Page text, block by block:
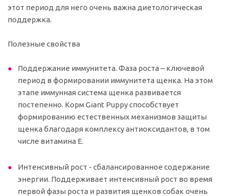
этот период для него очень важна диетологическая
поддержка.
Полезные свойства
Поддержание иммунитета. Фаза роста – ключевой
период в формировании иммунитета щенка. На этом
этапе иммунная система щенка развивается
постепенно. Корм Giant Puppy способствует
формированию естественных механизмов защиты
щенка благодаря комплексу антиоксидантов, в том
числе витамина Е.
Интенсивный рост - сбалансированное содержание
энергии. Поддерживает интенсивный рост во время
первой фазы роста и развития щенков собак очень